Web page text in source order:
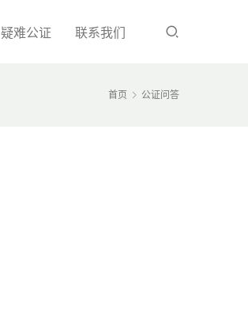
疑难公证 联系我们
首页 公证问答